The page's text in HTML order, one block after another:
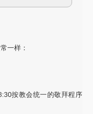
一样：
按教会统一的敬拜程序